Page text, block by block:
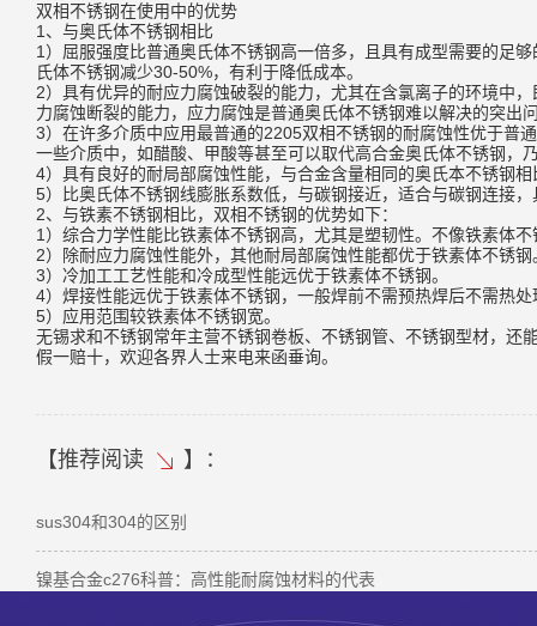
双相不锈钢在使用中的优势
1、与奥氏体不锈钢相比
1）屈服强度比普通奥氏体不锈钢高一倍多，且具有成型需要的足
氏体不锈钢减少30-50%，有利于降低成本。
2）具有优异的耐应力腐蚀破裂的能力，尤其在含氯离子的环境中
力腐蚀断裂的能力，应力腐蚀是普通奥氏体不锈钢难以解决的突出
3）在许多介质中应用最普通的2205双相不锈钢的耐腐蚀性优于普
一些介质中，如醋酸、甲酸等甚至可以取代高合金奥氏体不锈钢，
4）具有良好的耐局部腐蚀性能，与合金含量相同的奥氏本不锈钢
5）比奥氏体不锈钢线膨胀系数低，与碳钢接近，适合与碳钢连接
2、与铁素不锈钢相比，双相不锈钢的优势如下：
1）综合力学性能比铁素体不锈钢高，尤其是塑韧性。不像铁素体
2）除耐应力腐蚀性能外，其他耐局部腐蚀性能都优于铁素体不锈钢
3）冷加工工艺性能和冷成型性能远优于铁素体不锈钢。
4）焊接性能远优于铁素体不锈钢，一般焊前不需预热焊后不需热处
5）应用范围较铁素体不锈钢宽。
无锡求和不锈钢常年主营不锈钢卷板、不锈钢管、不锈钢型材，
假一赔十，欢迎各界人士来电来函垂询。
【推荐阅读 】：
sus304和304的区别
镍基合金c276科普：高性能耐腐蚀材料的代表